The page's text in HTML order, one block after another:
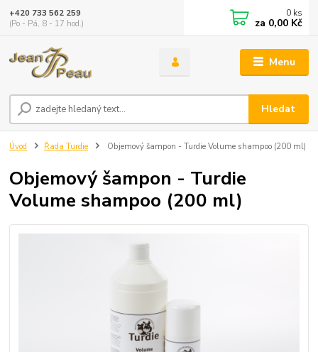
Menu
Hledat
+420 733 562 259
(Po - Pá, 8 - 17 hod.)
0 ks
za 0,00 Kč
Úvod Řada Turdie Objemový šampon - Turdie Volume shampoo (200 ml)
Objemový šampon - Turdie
Volume shampoo (200 ml)